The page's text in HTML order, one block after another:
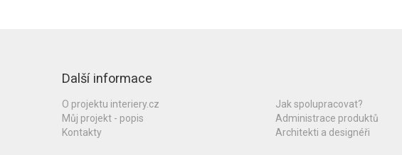
Další informace
O projektu interiery.cz
Můj projekt - popis
Kontakty
Jak spolupracovat?
Administrace produktů
Architekti a designéři